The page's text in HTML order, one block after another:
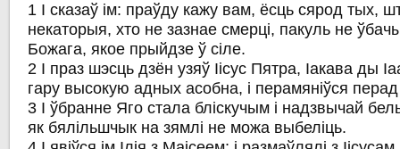
1 І сказаў ім: праўду кажу вам, ёсць сярод тых,
некаторыя, хто не зазнае смерці, пакуль не
Божага, якое прыйдзе ў сіле.
2 І праз шэсць дзён узяў Іісус Пятра, Іакава ды
гару высокую адных асобна, і перамяніўся перад
3 І ўбранне Яго стала бліскучым і надзвычай
як бялільшчык на зямлі не можа выбеліць.